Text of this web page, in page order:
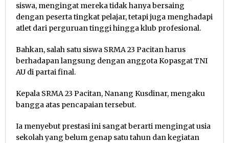
siswa, mengingat mereka tidak hanya bersaing
dengan peserta tingkat pelajar, tetapi juga menghadapi
atlet dari perguruan tinggi hingga klub profesional.
Bahkan, salah satu siswa SRMA 23 Pacitan harus
berhadapan langsung dengan anggota Kopasgat TNI
AU di partai final.
Kepala SRMA 23 Pacitan, Nanang Kusdinar, mengaku
bangga atas pencapaian tersebut.
Ia menyebut prestasi ini sangat berarti mengingat usia
sekolah yang belum genap satu tahun dan kegiatan